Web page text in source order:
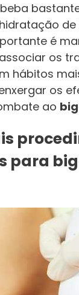
é
os
hábitos
os
ao
para